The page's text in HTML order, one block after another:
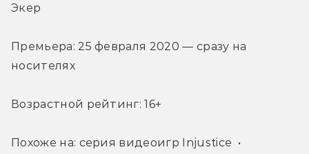
Экер
Премьера: 25 февраля 2020 — сразу на
носителях
Возрастной рейтинг: 16+
Похоже на: серия видеоигр Injustice  •